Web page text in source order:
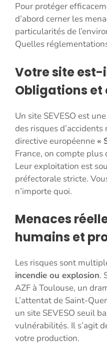
Pour protéger
d’abord cerner les
particularités de
Quelles
Votre site est-il
Obligations et
Un site SEVESO est
des risques
directive européenne «
France, on compte plus
Leur exploitation est
préfectorale stricte.
n’importe quoi.
Menaces
humains et
Les risques sont
incendie ou explosion.
AZF à Toulouse, un
L’attentat de Saint-
un site SEVESO seuil
vulnérabilités. Il s’agit
votre production.